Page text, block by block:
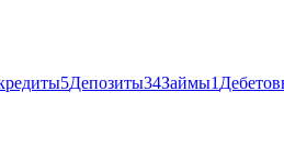
5Депозиты34Займы1